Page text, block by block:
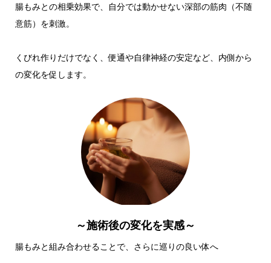
腸もみとの相乗効果で、自分では動かせない深部の筋肉（不随
意筋）を刺激。
くびれ作りだけでなく、便通や自律神経の安定など、内側から
の変化を促します。
～施術後の変化を実感～
腸もみと組み合わせることで、さらに巡りの良い体へ